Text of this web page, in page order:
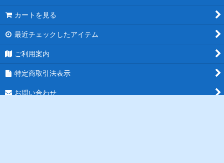
カートを見る
最近チェックしたアイテム
ご利用案内
特定商取引法表示
お問い合わせ